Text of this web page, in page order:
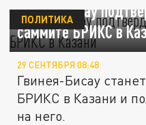
Гвинея-Бисау
саммите БРИКС в
ПОЛИТИКА
29 СЕНТЯБРЯ 08:48
Гвинея-Бисау
БРИКС в Казани и
на него.